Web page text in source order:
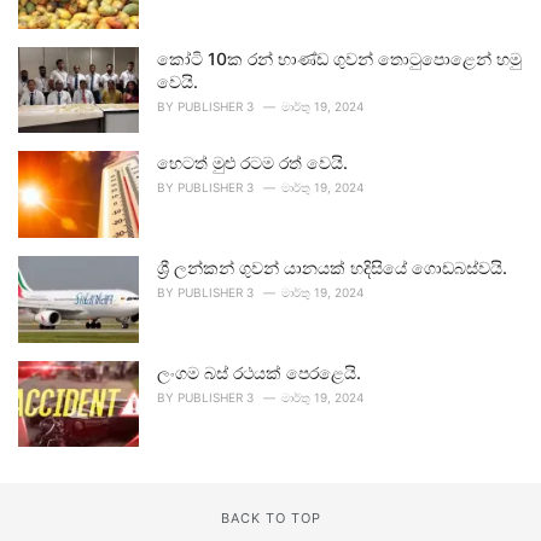
කෝටි 10ක රන් භාණ්ඩ ගුවන් තොටුපොළෙන් හමු
වෙයි.
BY PUBLISHER 3 මාර්තු 19, 2024
හෙටත් මුළු රටම රත් වෙයි.
BY PUBLISHER 3 මාර්තු 19, 2024
ශ්‍රී ලන්කන් ගුවන් යානයක් හදිසියේ ගොඩබස්වයි.
BY PUBLISHER 3 මාර්තු 19, 2024
ලංගම බස් රථයක් පෙරළෙයි.
BY PUBLISHER 3 මාර්තු 19, 2024
BACK TO TOP